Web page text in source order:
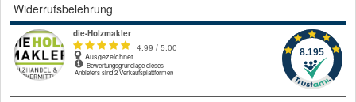
Widerrufsbelehrung